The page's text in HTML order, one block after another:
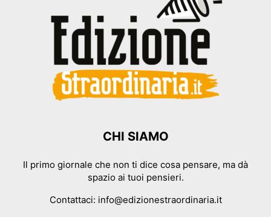
CHI SIAMO
Il primo giornale che non ti dice cosa pensare, ma dà
spazio ai tuoi pensieri.
Contattaci: info@edizionestraordinaria.it